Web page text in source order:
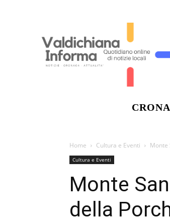
Home Cultura e Eventi Monte
Cultura e Eventi
Monte
della